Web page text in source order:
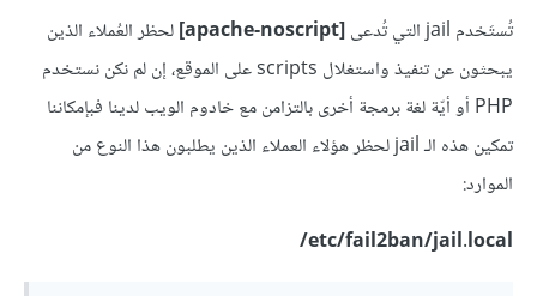
تُستَخدم jail التي تُدعى [apache-noscript]
لحظر العُملاء الذين
يبحثون عن تنفيذ واستغلال scripts على الموقع، إن لم نكن نستخدم
PHP أو أيّة لغة برمجة أخرى بالتزامن مع خادوم الويب لدينا فبإمكاننا
تمكين هذه الـ jail لحظر هؤلاء العملاء الذين يطلبون هذا النوع من
الموارد:
etc/fail2ban/jail.local/